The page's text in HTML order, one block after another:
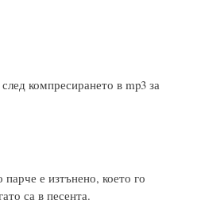
компресирането в mp3 за
е изтънено, което го
са в песента.